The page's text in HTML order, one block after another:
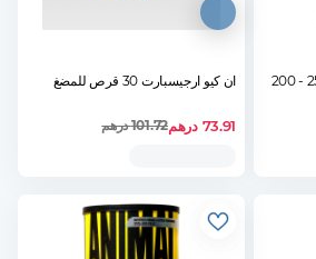
أوبتيموم نيوترشن كرياتين 2500 - 200
ان كيو ارجيسبارت 30 قرص للمضغ
73.91 درهم101.72درهم